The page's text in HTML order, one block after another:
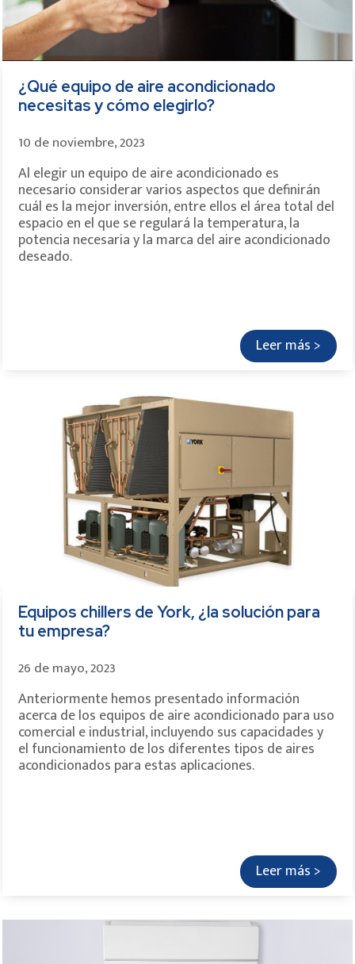
¿Qué equipo de aire acondicionado
necesitas y cómo elegirlo?
10 de noviembre, 2023
Al elegir un equipo de aire acondicionado es
necesario considerar varios aspectos que definirán
cuál es la mejor inversión, entre ellos el área total del
espacio en el que se regulará la temperatura, la
potencia necesaria y la marca del aire acondicionado
deseado.
Leer más >
Equipos chillers de York, ¿la solución para
tu empresa?
26 de mayo, 2023
Anteriormente hemos presentado información
acerca de los equipos de aire acondicionado para uso
comercial e industrial, incluyendo sus capacidades y
el funcionamiento de los diferentes tipos de aires
acondicionados para estas aplicaciones.
Leer más >